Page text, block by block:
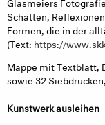
Schatten,
Formen, die in der
(Text: https://
Mappe mit Textblatt,
sowie 32
Kunstwerk ausleihen